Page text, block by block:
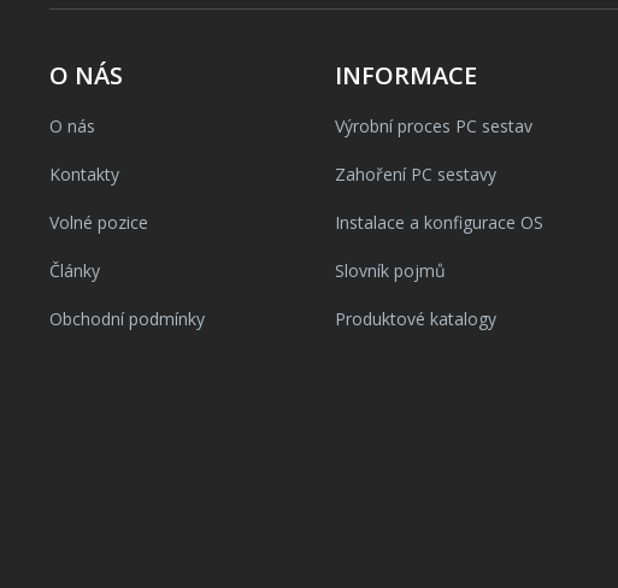
O NÁS
O nás
Kontakty
Volné pozice
Články
Obchodní podmínky
INFORMACE
Výrobní proces PC sestav
Zahoření PC sestavy
Instalace a konfigurace OS
Slovník pojmů
Produktové katalogy